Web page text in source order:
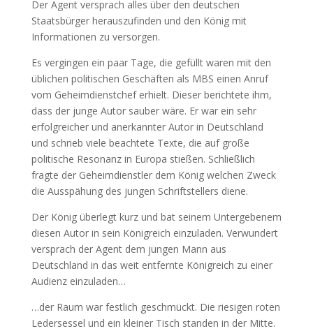
Der Agent versprach alles über den deutschen
Staatsbürger herauszufinden und den König mit
Informationen zu versorgen.
Es vergingen ein paar Tage, die gefüllt waren mit den
üblichen politischen Geschäften als MBS einen Anruf
vom Geheimdienstchef erhielt. Dieser berichtete ihm,
dass der junge Autor sauber wäre. Er war ein sehr
erfolgreicher und anerkannter Autor in Deutschland
und schrieb viele beachtete Texte, die auf große
politische Resonanz in Europa stießen. Schließlich
fragte der Geheimdienstler dem König welchen Zweck
die Ausspähung des jungen Schriftstellers diene.
Der König überlegt kurz und bat seinem Untergebenem
diesen Autor in sein Königreich einzuladen. Verwundert
versprach der Agent dem jungen Mann aus
Deutschland in das weit entfernte Königreich zu einer
Audienz einzuladen…
…der Raum war festlich geschmückt. Die riesigen roten
Ledersessel und ein kleiner Tisch standen in der Mitte.